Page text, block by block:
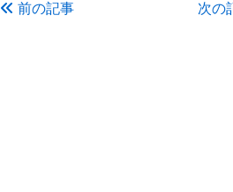
前の記事 次の